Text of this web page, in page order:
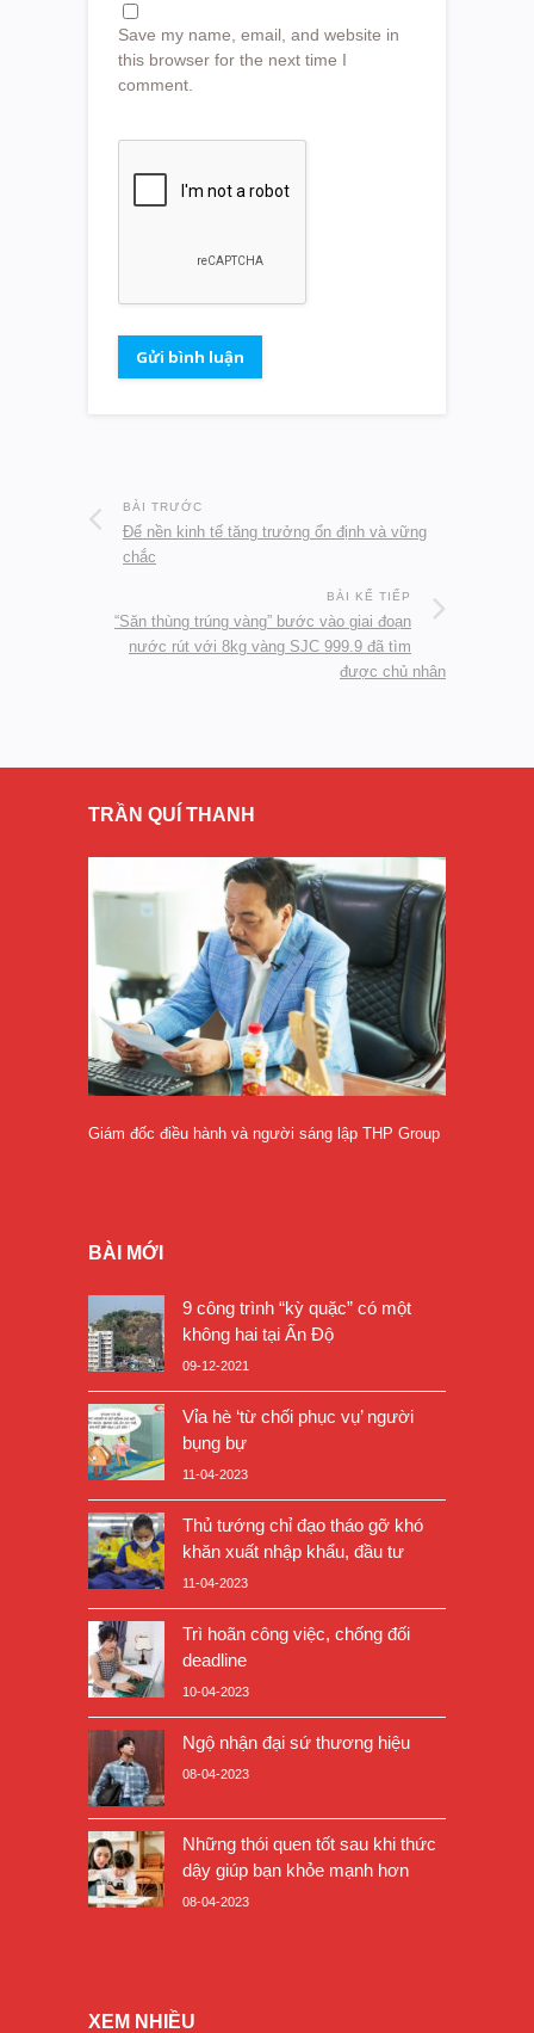
Save my name, email, and website in
this browser for the next time I
comment.
BÀI TRƯỚC
Để nền kinh tế tăng trưởng ổn định và vững
chắc
BÀI KẾ TIẾP
“Săn thùng trúng vàng” bước vào giai đoạn
nước rút với 8kg vàng SJC 999.9 đã tìm
được chủ nhân
TRẦN QUÍ THANH
Giám đốc điều hành và người sáng lập THP Group
BÀI MỚI
9 công trình “kỳ quặc” có một
không hai tại Ấn Độ
09-12-2021
Vỉa hè ‘từ chối phục vụ’ người
bụng bự
11-04-2023
Thủ tướng chỉ đạo tháo gỡ khó
khăn xuất nhập khẩu, đầu tư
11-04-2023
Trì hoãn công việc, chống đối
deadline
10-04-2023
Ngộ nhận đại sứ thương hiệu
08-04-2023
Những thói quen tốt sau khi thức
dậy giúp bạn khỏe mạnh hơn
08-04-2023
XEM NHIỀU